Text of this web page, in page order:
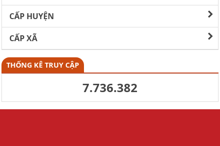
CẤP HUYỆN
CẤP XÃ
THỐNG KÊ TRUY CẬP
7.736.382